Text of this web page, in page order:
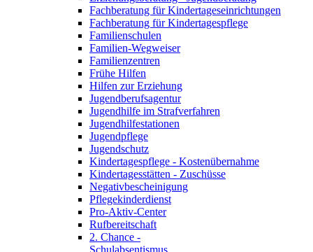
Fachberatung für Kindertageseinrichtungen
Fachberatung für Kindertagespflege
Familienschulen
Familien-Wegweiser
Familienzentren
Frühe Hilfen
Hilfen zur Erziehung
Jugendberufsagentur
Jugendhilfe im Strafverfahren
Jugendhilfestationen
Jugendpflege
Jugendschutz
Kindertagespflege - Kostenübernahme
Kindertagesstätten - Zuschüsse
Negativbescheinigung
Pflegekinderdienst
Pro-Aktiv-Center
Rufbereitschaft
2. Chance -
Schulabsentismus